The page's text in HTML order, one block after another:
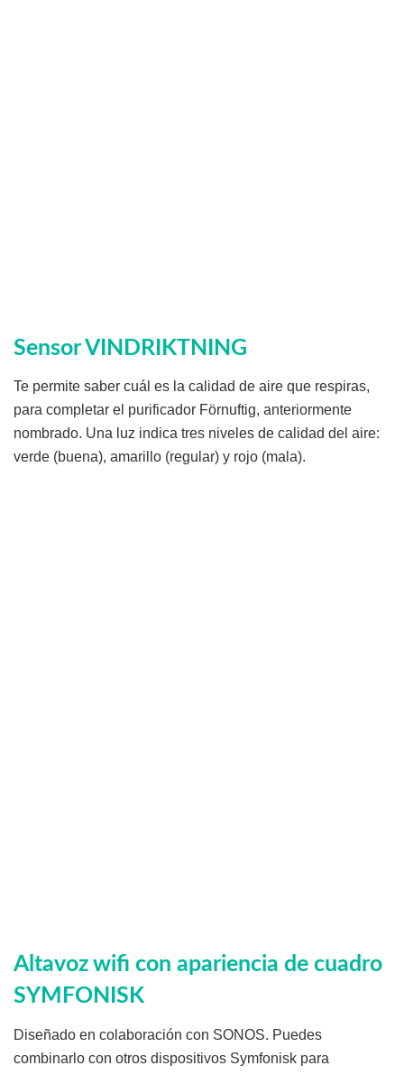
Sensor VINDRIKTNING
Te permite saber cuál es la calidad de aire que respiras,
para completar el purificador Förnuftig, anteriormente
nombrado. Una luz indica tres niveles de calidad del aire:
verde (buena), amarillo (regular) y rojo (mala).
Altavoz wifi con apariencia de cuadro
SYMFONISK
Diseñado en colaboración con SONOS. Puedes
combinarlo con otros dispositivos Symfonisk para